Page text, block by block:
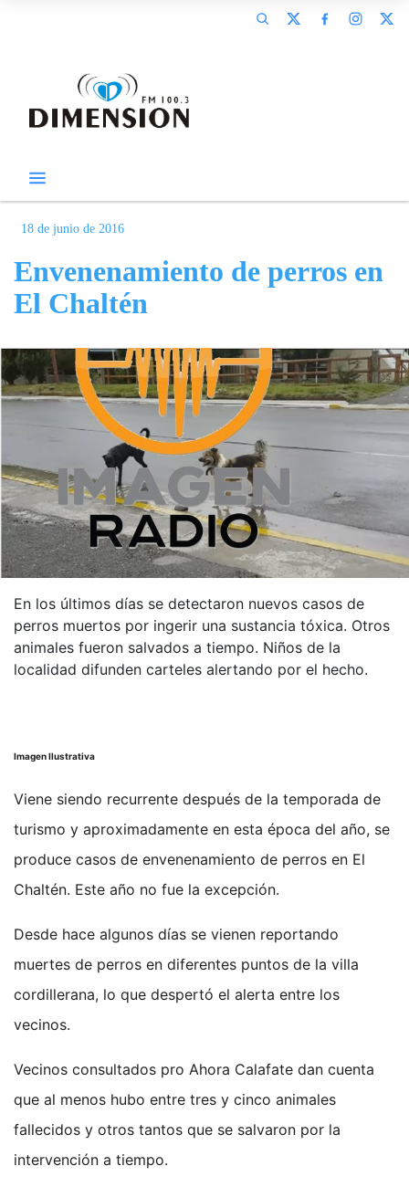
18 de junio de 2016
Envenenamiento de perros en
El Chaltén
En los últimos días se detectaron nuevos casos de
perros muertos por ingerir una sustancia tóxica. Otros
animales fueron salvados a tiempo. Niños de la
localidad difunden carteles alertando por el hecho.
Imagen Ilustrativa
Viene siendo recurrente después de la temporada de
turismo y aproximadamente en esta época del año, se
produce casos de envenenamiento de perros en El
Chaltén. Este año no fue la excepción.
Desde hace algunos días se vienen reportando
muertes de perros en diferentes puntos de la villa
cordillerana, lo que despertó el alerta entre los
vecinos.
Vecinos consultados pro Ahora Calafate dan cuenta
que al menos hubo entre tres y cinco animales
fallecidos y otros tantos que se salvaron por la
intervención a tiempo.